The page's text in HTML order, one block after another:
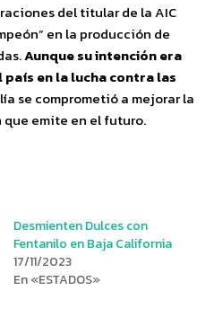
del titular de la AIC
en la producción de
Aunque su intención era
en la lucha contra las
se comprometió a mejorar la
emite en el futuro.
Desmienten Dulces con
Fentanilo en Baja California
17/11/2023
En «ESTADOS»